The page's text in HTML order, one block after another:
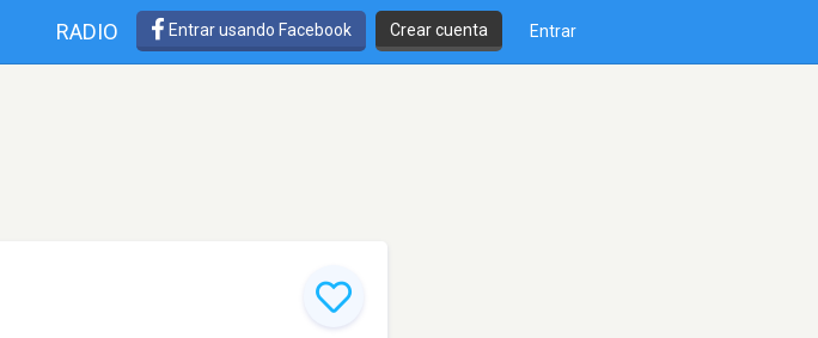
RADIO Entrar usando Facebook Crear cuenta Entrar